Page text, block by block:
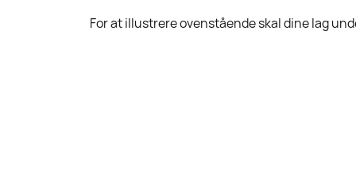
For at illustrere ovenstående skal dine lag